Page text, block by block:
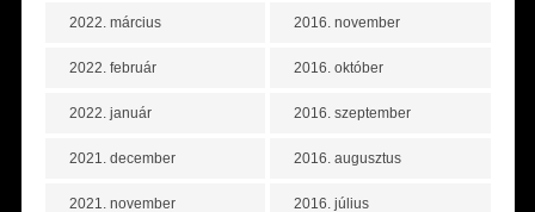
2022. március
2022. február
2022. január
2021. december
2021. november
2016. november
2016. október
2016. szeptember
2016. augusztus
2016. július